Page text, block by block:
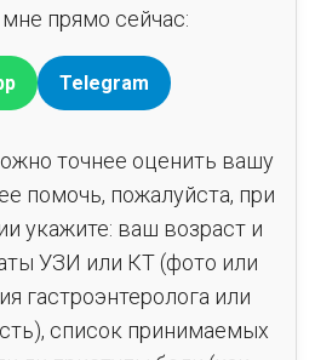
прямо сейчас:
Telegram
точнее оценить вашу
помочь, пожалуйста, при
укажите: ваш возраст и
УЗИ или КТ (фото или
гастроэнтеролога или
список принимаемых